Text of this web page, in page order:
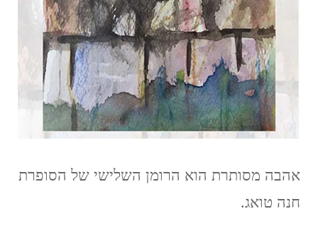
אהבה מסותרת הוא הרומן השלישי של הסופרת
חנה טואג.